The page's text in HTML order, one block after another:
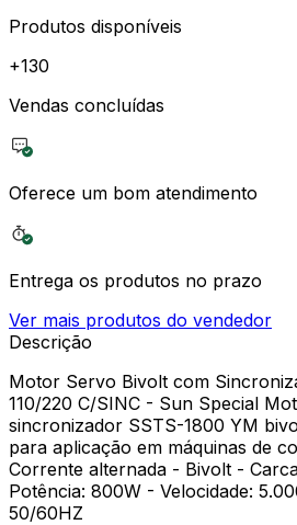
Produtos disponíveis
+130
Vendas concluídas
Oferece um bom atendimento
Entrega os produtos no prazo
Ver mais produtos do vendedor
Descrição
Motor Servo Bivolt com
110/220 C/SINC - Sun Special
sincronizador SSTS-1800 YM
para aplicação em máquinas de
Corrente alternada - Bivolt -
Potência: 800W - Velocidade:
50/60HZ